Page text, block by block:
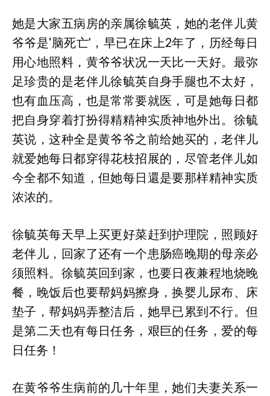
她是大家五病房的亲属徐毓英，她的老伴儿黄
爷爷是‘脑死亡’，早已在床上2年了，历经每日
用心地照料，黄爷爷状况一天比一天好。最弥
足珍贵的是老伴儿徐毓英自身手腿也不太好，
也有血压高，也是常常要就医，可是她每日都
把自身穿着打扮得精精神实质神地外出。徐毓
英说，这种全是黄爷爷之前给她买的，老伴儿
就爱她每日都穿得花枝招展的，尽管老伴儿如
今全都不知道，但她每日還是要那样精神实质
浓浓的。
徐毓英每天早上买更好菜赶到护理院，照顾好
老伴儿，回家了还有一个患肠癌晚期的母亲必
须照料。徐毓英回到家，也要日夜兼程地烧晚
餐，晚饭后也要帮妈妈擦身，换婴儿尿布、床
垫子，帮妈妈弄整洁后，她早已累到不行。但
是第二天也有每日任务，艰巨的任务，爱的每
日任务！
在黄爷爷生病前的几十年里，她们夫妻关系一